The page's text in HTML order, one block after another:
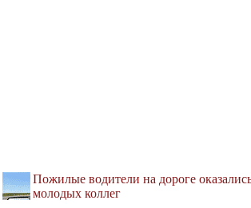
Пожилые водители на дороге
молодых коллег